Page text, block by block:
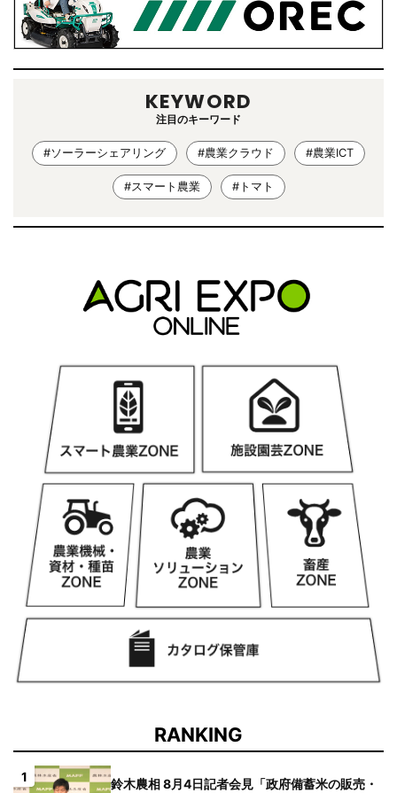
KEYWORD
注目のキーワード
#ソーラーシェアリング #農業クラウド #農業ICT
#スマート農業 #トマト
RANKING
1
鈴木農相 8月4日記者会見「政府備蓄米の販売・